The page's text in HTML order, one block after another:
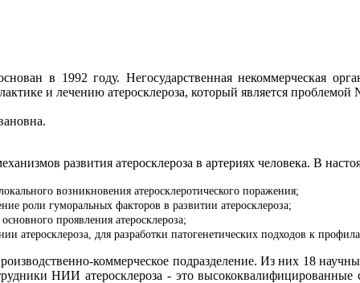
в 1992 году. Негосударственная некоммерческая
и лечению атеросклероза, который является
развития атеросклероза в артериях человека. В
возникновения атеросклеротического поражения;
роли гуморальных факторов в развитии атеросклероза;
проявления атеросклероза;
для разработки патогенетических подходов к
коммерческое подразделение. Из них 18
НИИ атеросклероза - это